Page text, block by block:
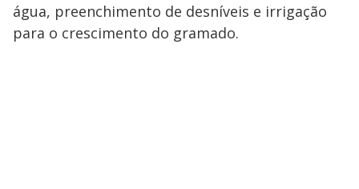
água, preenchimento de desníveis e irrigação
para o crescimento do gramado.